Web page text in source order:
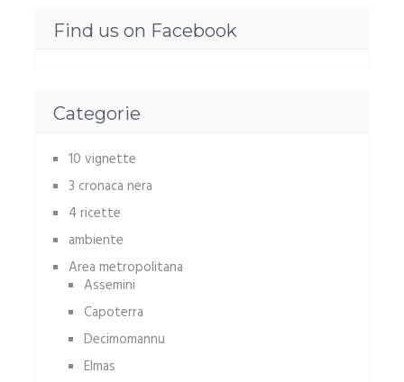
Find us on Facebook
Categorie
10 vignette
3 cronaca nera
4 ricette
ambiente
Area metropolitana
Assemini
Capoterra
Decimomannu
Elmas